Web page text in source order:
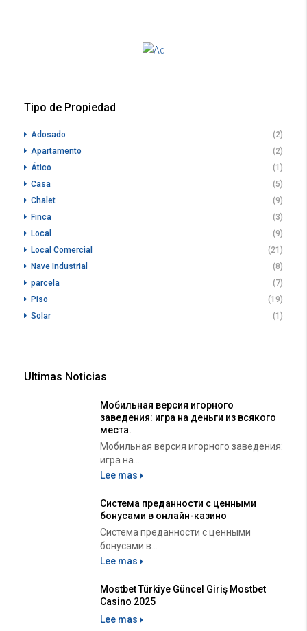
Tipo de Propiedad
Adosado
(2)
Apartamento
(2)
Ático
(1)
Casa
(5)
Chalet
(9)
Finca
(3)
Local
(9)
Local Comercial
(21)
Nave Industrial
(8)
parcela
(7)
Piso
(19)
Solar
(1)
Ultimas Noticias
Мобильная версия игорного
заведения: игра на деньги из всякого
места.
Мобильная версия игорного заведения:
игра на...
Lee mas
Система преданности с ценными
бонусами в онлайн-казино
Система преданности с ценными
бонусами в...
Lee mas
Mostbet Türkiye Güncel Giriş Mostbet
Casino 2025
Lee mas